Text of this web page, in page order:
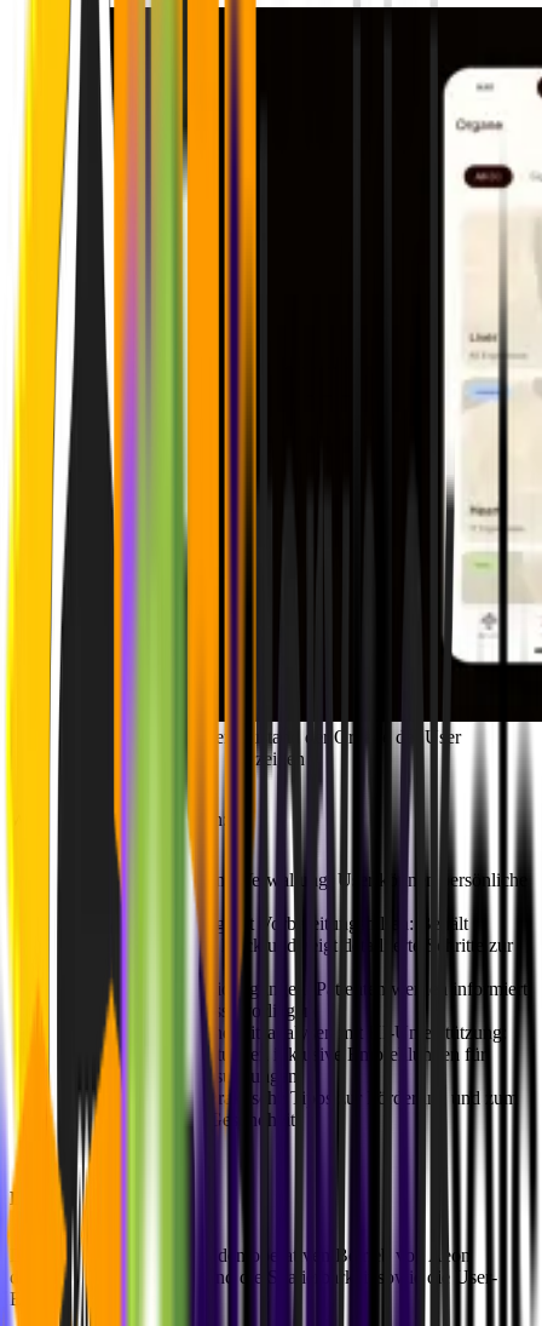
Aufnahmen, die den Zustand der Organe der User
anzeigen
Wichtige Features umfassen:
Profilerstellung und Verwaltung : User können persönliche
Accounts erstellen
Terminverwaltung mit Vorbereitungshilfen : Behält
kommende Scans im Blick und zeigt detaillierte Schritte zur
Echtzeit-Benachrichtigungen
: Patienten werden informiert,
sobald neue Ergebnisse vorliegen.
Detaillierte Gesundheitsanalysen mit KI-Unterstützung:
Umfassende Auswertungen inklusive Empfehlungen für
mögliche Folgeuntersuchungen.
Bildunginhalte
: Praktische Tipps zur Förderung und zum
Schutz der eigenen Gesundheit.
Die Ergebnisse
Diese Zusammenarbeit hat den operativen Betrieb von Aeon
deutlich weiterentwickelt und die Skalierbarkeit sowie die User-
Experience verbessert.